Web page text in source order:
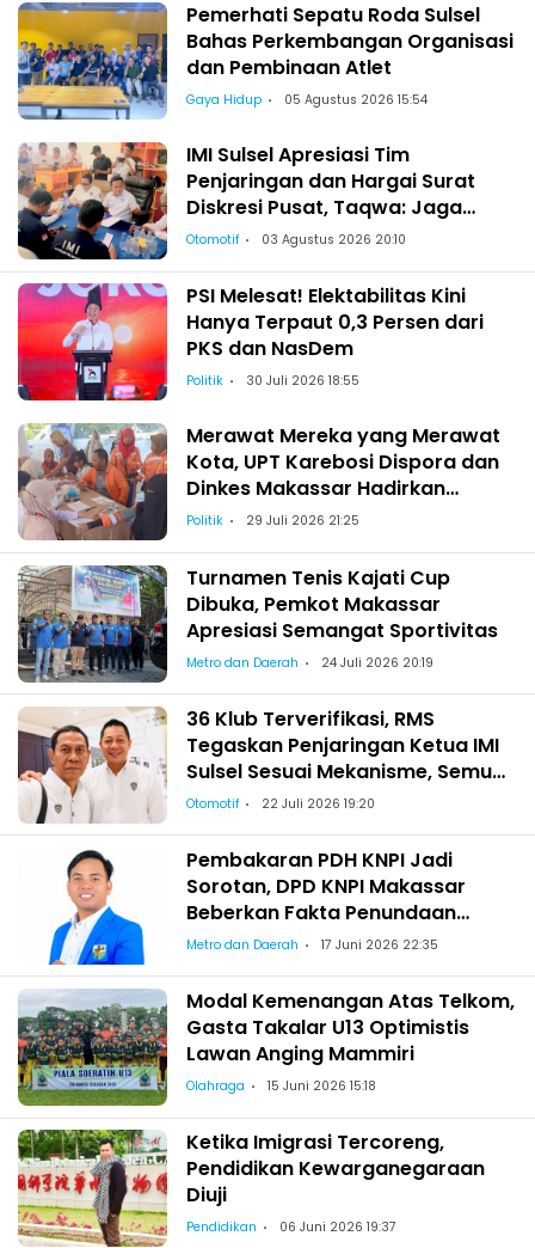
Pemerhati Sepatu Roda Sulsel
Bahas Perkembangan Organisasi
dan Pembinaan Atlet
Gaya Hidup 05 Agustus 2026 15:54
IMI Sulsel Apresiasi Tim
Penjaringan dan Hargai Surat
Diskresi Pusat, Taqwa: Jaga
Kekeluargaan-Kebersamaan
Otomotif 03 Agustus 2026 20:10
PSI Melesat! Elektabilitas Kini
Hanya Terpaut 0,3 Persen dari
PKS dan NasDem
Politik 30 Juli 2026 18:55
Merawat Mereka yang Merawat
Kota, UPT Karebosi Dispora dan
Dinkes Makassar Hadirkan
Pemeriksaan Kesehatan bagi
Politik 29 Juli 2026 21:25
Turnamen Tenis Kajati Cup
Dibuka, Pemkot Makassar
Apresiasi Semangat Sportivitas
Metro dan Daerah 24 Juli 2026 20:19
36 Klub Terverifikasi, RMS
Tegaskan Penjaringan Ketua IMI
Sulsel Sesuai Mekanisme, Semua
Berhak Maju!
Otomotif 22 Juli 2026 19:20
Pembakaran PDH KNPI Jadi
Sorotan, DPD KNPI Makassar
Beberkan Fakta Penundaan
Pelantikan Wajo
Metro dan Daerah 17 Juni 2026 22:35
Modal Kemenangan Atas Telkom,
Gasta Takalar U13 Optimistis
Lawan Anging Mammiri
Olahraga 15 Juni 2026 15:18
Ketika Imigrasi Tercoreng,
Pendidikan Kewarganegaraan
Diuji
Pendidikan 06 Juni 2026 19:37